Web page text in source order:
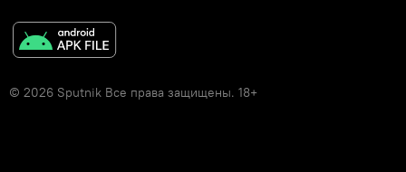
© 2026 Sputnik Все права защищены. 18+